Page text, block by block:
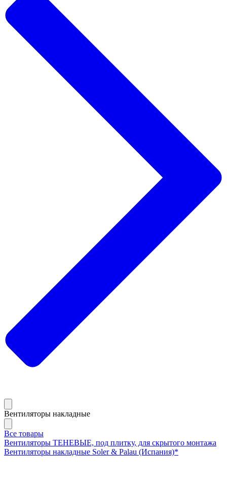
Вентиляторы накладные
Все товары
Вентиляторы ТЕНЕВЫЕ, под плитку, для скрытого монтажа
Вентиляторы накладные Soler & Palau (Испания)*